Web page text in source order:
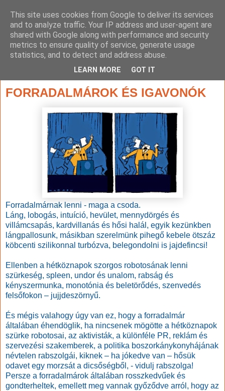
FORRADALMÁROK ÉS IGAVONÓK
Forradalmárnak lenni - maga a csoda.
Láng, lobogás, intuíció, hevület, mennydörgés és
villámcsapás, kardvillanás és hősi halál, egyik kezünkben
lángpallosunk, másikban szerelmünk pihegő kebele ötszáz
köbcenti szilikonnal turbózva, belegondolni is jajdefincsi!
Ellenben a hétköznapok szorgos robotosának lenni
szürkeség, spleen, undor és unalom, rabság és
kényszermunka, monotónia és beletörődés, szenvedés
felsőfokon – jujjdeszörnyű.
És mégis valahogy úgy van ez, hogy a forradalmár
általában éhendöglik, ha nincsenek mögötte a hétköznapok
szürke robotosai, az aktivisták, a különféle PR, reklám és
szervezési szakemberek, a politika boszorkánykonyhájának
névtelen rabszolgái, kiknek – ha jókedve van – hősük
odavet egy morzsát a dicsőségből, - vidulj rabszolga!
Persze a forradalmárok általában rosszkedvűek és
gondterheltek, emellett meg vannak győződve arról, hogy az
This site uses cookies from Google to deliver its services
and to analyze traffic. Your IP address and user-agent are
shared with Google along with performance and security
metrics to ensure quality of service, generate usage
statistics, and to detect and address abuse.
LEARN MORE GOT IT